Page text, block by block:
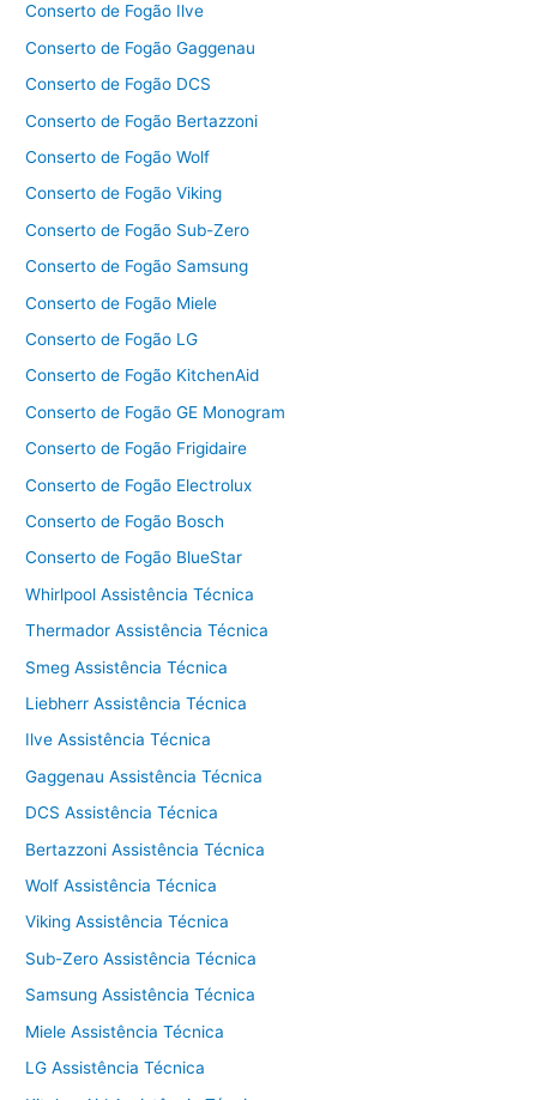
Conserto de Fogão Ilve
Conserto de Fogão Gaggenau
Conserto de Fogão DCS
Conserto de Fogão Bertazzoni
Conserto de Fogão Wolf
Conserto de Fogão Viking
Conserto de Fogão Sub-Zero
Conserto de Fogão Samsung
Conserto de Fogão Miele
Conserto de Fogão LG
Conserto de Fogão KitchenAid
Conserto de Fogão GE Monogram
Conserto de Fogão Frigidaire
Conserto de Fogão Electrolux
Conserto de Fogão Bosch
Conserto de Fogão BlueStar
Whirlpool Assistência Técnica
Thermador Assistência Técnica
Smeg Assistência Técnica
Liebherr Assistência Técnica
Ilve Assistência Técnica
Gaggenau Assistência Técnica
DCS Assistência Técnica
Bertazzoni Assistência Técnica
Wolf Assistência Técnica
Viking Assistência Técnica
Sub-Zero Assistência Técnica
Samsung Assistência Técnica
Miele Assistência Técnica
LG Assistência Técnica